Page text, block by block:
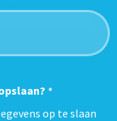
*
op te slaan